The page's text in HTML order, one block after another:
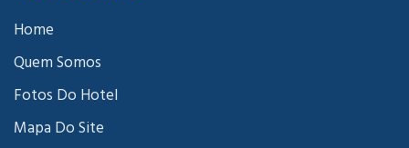
Home
Quem Somos
Fotos Do Hotel
Mapa Do Site